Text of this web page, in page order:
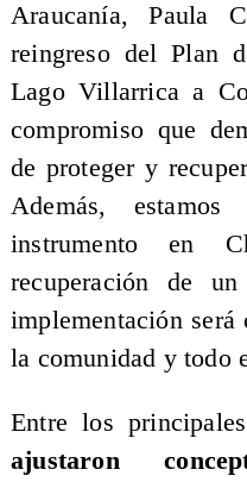
Araucanía, Paula
reingreso del Plan
Lago Villarrica a
compromiso que
de proteger y
Además,
instrumento en
recuperación de
implementación será
la comunidad y todo
Entre los
ajustaron